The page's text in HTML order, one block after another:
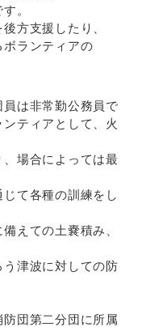
。
方支援したり、
ランティアの
は非常勤公務員で
ティアとして、火
場合によっては最
て各種の訓練をし
えての土嚢積み、
津波に対しての防
団第二分団に所属